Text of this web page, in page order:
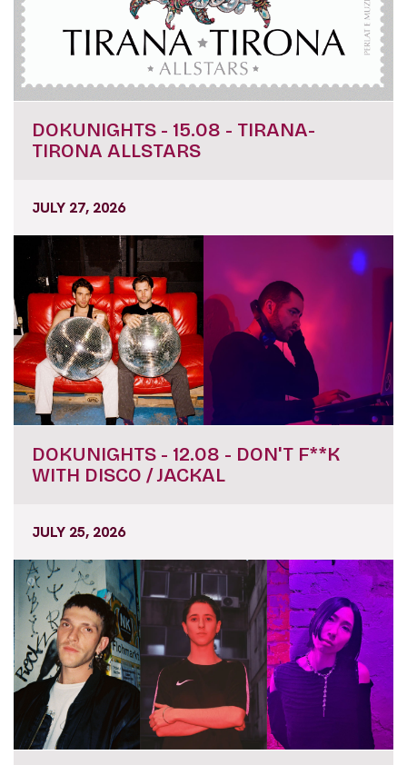
DOKUNIGHTS - 15.08 - TIRANA-
TIRONA ALLSTARS
JULY 27, 2026
DOKUNIGHTS - 12.08 - DON'T F**K
WITH DISCO / JACKAL
JULY 25, 2026